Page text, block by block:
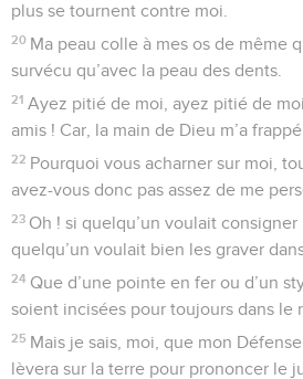
plus se tournent contre moi.
20 Ma peau colle à mes os de même
survécu qu’avec la peau des dents.
21 Ayez pitié de moi, ayez pitié de
amis ! Car, la main de Dieu m’a frappé.
22 Pourquoi vous acharner sur moi,
avez-vous donc pas assez de me
23 Oh ! si quelqu’un voulait consigner
quelqu’un voulait bien les graver
24 Que d’une pointe en fer ou d’un
soient incisées pour toujours dans le
25 Mais je sais, moi, que mon
lèvera sur la terre pour prononcer le